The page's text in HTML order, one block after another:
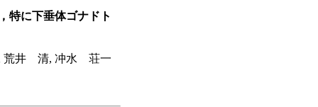
特に下垂体ゴナドト
荒井 清, 冲水 荘一